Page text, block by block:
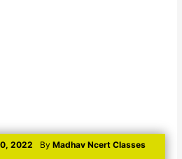
2022 By Madhav Ncert Classes